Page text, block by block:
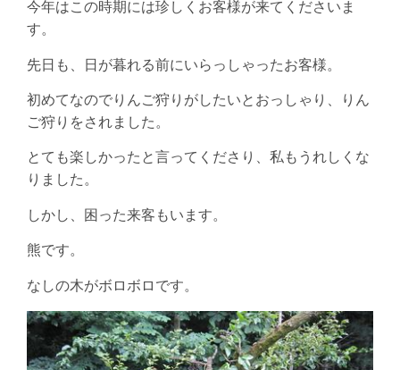
今年はこの時期には珍しくお客様が来てくださいま
す。
先日も、日が暮れる前にいらっしゃったお客様。
初めてなのでりんご狩りがしたいとおっしゃり、りん
ご狩りをされました。
とても楽しかったと言ってくださり、私もうれしくな
りました。
しかし、困った来客もいます。
熊です。
なしの木がボロボロです。